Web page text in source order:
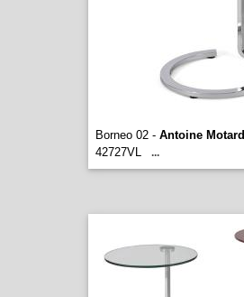
Borneo 02 - Antoine Motard
42727VL
...